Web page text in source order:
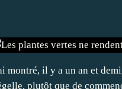
montré, il y a un an et
plutôt que de